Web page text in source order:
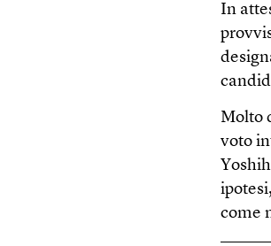
In
Molto
voto
come